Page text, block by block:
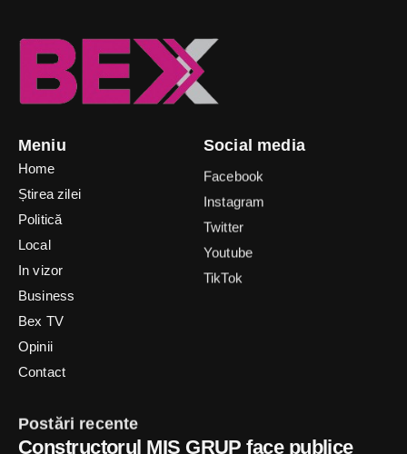
Meniu
Home
Știrea zilei
Politică
Local
In vizor
Business
Bex TV
Opinii
Contact
Social media
Facebook
Instagram
Twitter
Youtube
TikTok
Postări recente
Constructorul MIS GRUP face publice